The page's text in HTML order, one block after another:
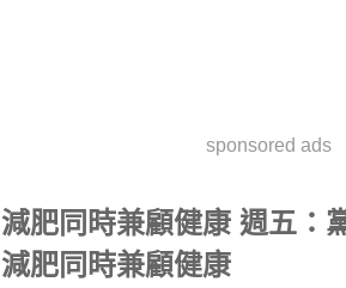
sponsored ads
減肥同時兼顧健康 週五：
減肥同時兼顧健康